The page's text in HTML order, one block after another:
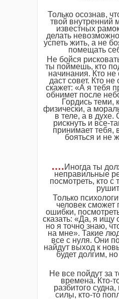
Только осознав,
твой внутренний
известных
делать
успеть жить, а не
помещать
Не бойся
ты поймешь, кто
начинания. Кто не
даст совет. Кто
скажет: «А я тебя
обнимет после
Гордись теми,
физически, а
в теле, а в
рискнуть и все-
принимает тебя,
бояться и не
….Иногда ты
неправильные
посмотреть, кто с
Только
человек сможет
ошибки,
сказать: «Да, я ищу
но я точно знаю,
на мне». Такие
все с нуля. Они
найдут выход к
будет долгим, но
Не все пойдут за
времена. Кто-
разбитого
силы, кто-то